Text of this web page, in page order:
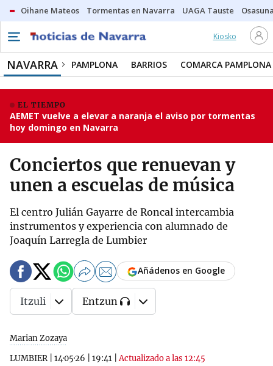
Oihane Mateos Tormentas en Navarra UAGA Tauste
Kiosko
NAVARRA PAMPLONA BARRIOS COMARCA PAMPLONA
EL TIEMPO
AEMET vuelve a elevar a naranja el aviso por tormentas
hoy domingo en Navarra
Conciertos que renuevan y
unen a escuelas de música
El centro Julián Gayarre de Roncal intercambia
instrumentos y experiencia con alumnado de
Joaquín Larregla de Lumbier
Marian Zozaya
LUMBIER| 14·05·26 19:41 |Actualizado a las 12:45
Añádenos en Google
Itzuli Entzun